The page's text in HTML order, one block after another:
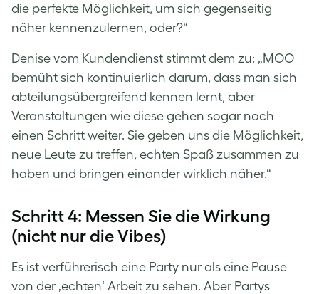
die perfekte Möglichkeit, um sich gegenseitig
näher kennenzulernen, oder?“
Denise vom Kundendienst stimmt dem zu: „MOO
bemüht sich kontinuierlich darum, dass man sich
abteilungsübergreifend kennen lernt, aber
Veranstaltungen wie diese gehen sogar noch
einen Schritt weiter. Sie geben uns die Möglichkeit,
neue Leute zu treffen, echten Spaß zusammen zu
haben und bringen einander wirklich näher.“
Schritt 4: Messen Sie die Wirkung
(nicht nur die Vibes)
Es ist verführerisch eine Party nur als eine Pause
von der ‚echten‘ Arbeit zu sehen. Aber Partys